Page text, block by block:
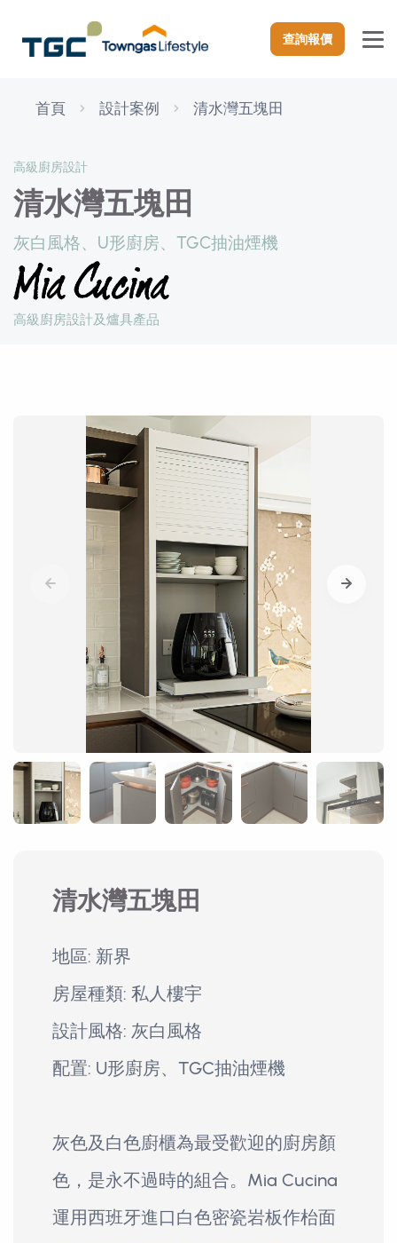
查詢報價
首頁 設計案例 清水灣五塊田
高級廚房設計
清水灣五塊田
灰白風格、U形廚房、TGC抽油煙機
高級廚房設計及爐具產品
清水灣五塊田
地區: 新界
房屋種類: 私人樓宇
設計風格: 灰白風格
配置: U形廚房、TGC抽油煙機
灰色及白色廚櫃為最受歡迎的廚房顏
色，是永不過時的組合。Mia Cucina
運用西班牙進口白色密瓷岩板作枱面